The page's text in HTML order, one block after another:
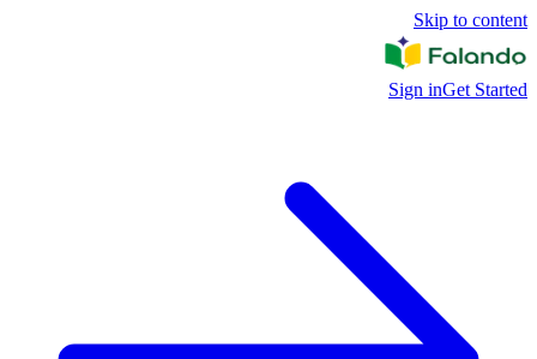
Skip to content
Sign inGet Started